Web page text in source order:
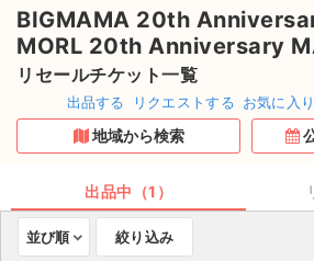
値下げしたチケット
都道府県からチケットを探す
もうすぐ開催のチケット
取扱チケット
BIGMAMA 20th
MORL 20th Anniversary
リセールチケット一覧
出品する リクエストする お気に入
地域から検索
出品中（1）
並び順 絞り込み